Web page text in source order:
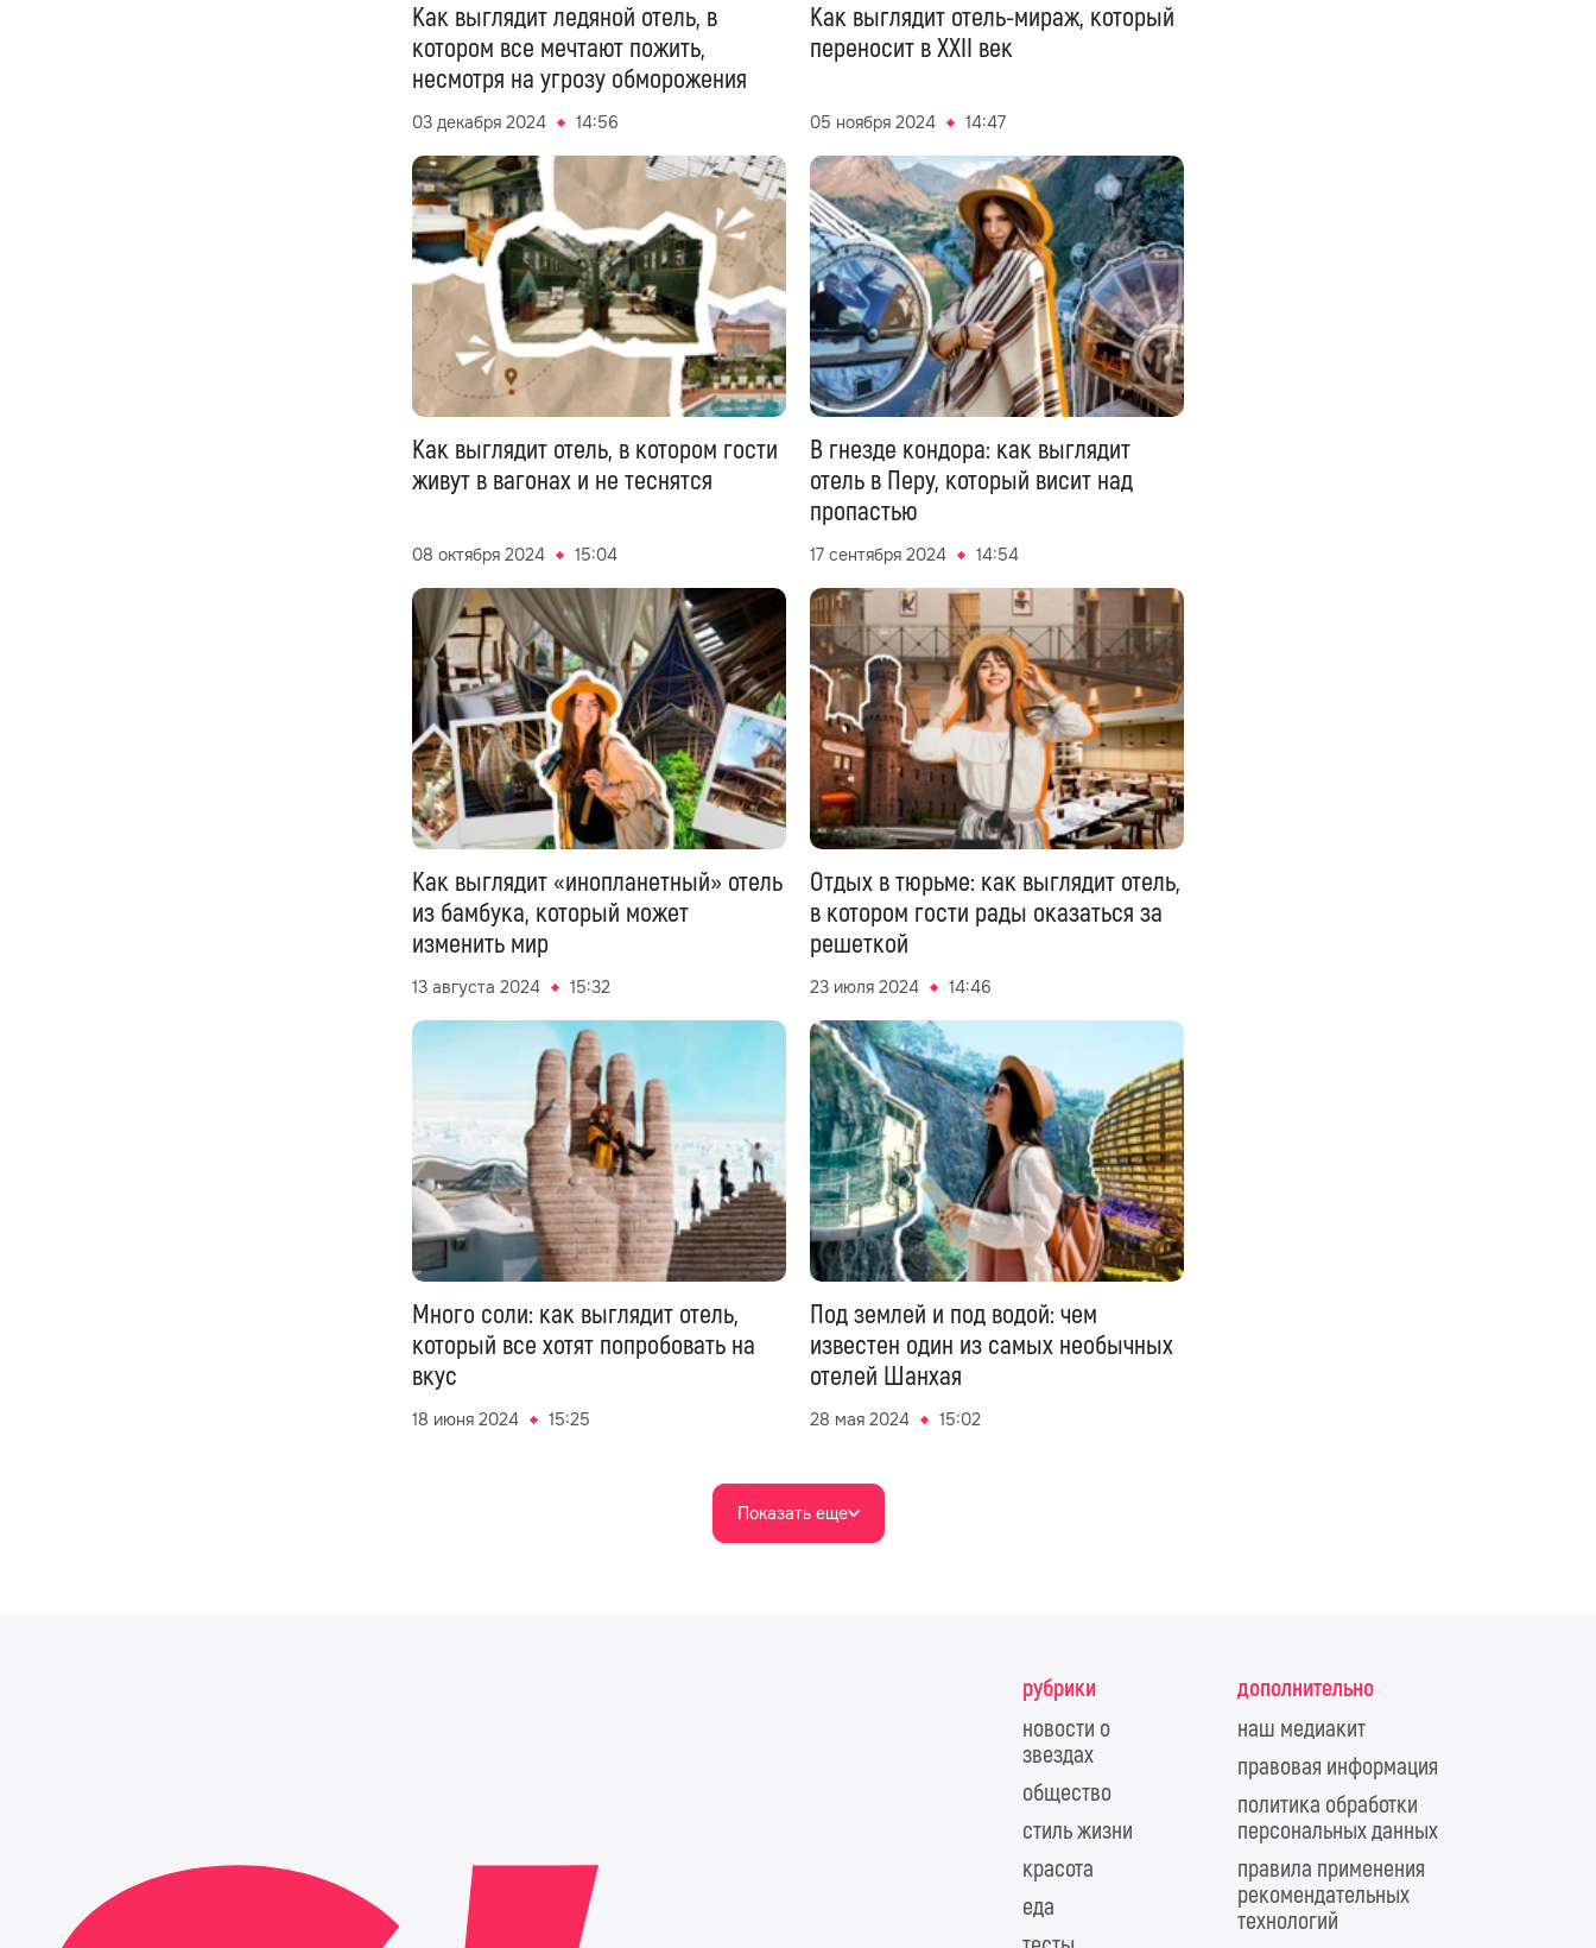
Как выглядит ледяной отель, в
котором все мечтают пожить,
несмотря на угрозу обморожения
03 декабря 2024 14:56
Как выглядит отель-мираж, который
переносит в XXII век
05 ноября 2024 14:47
Как выглядит отель, в котором гости
живут в вагонах и не теснятся
08 октября 2024 15:04
В гнезде кондора: как выглядит
отель в Перу, который висит над
пропастью
17 сентября 2024 14:54
Как выглядит «инопланетный» отель
из бамбука, который может
изменить мир
13 августа 2024 15:32
Отдых в тюрьме: как выглядит отель,
в котором гости рады оказаться за
решеткой
23 июля 2024 14:46
Много соли: как выглядит отель,
который все хотят попробовать на
вкус
18 июня 2024 15:25
Под землей и под водой: чем
известен один из самых необычных
отелей Шанхая
28 мая 2024 15:02
Показать еще
рубрики
новости о
звездах
общество
стиль жизни
красота
еда
дополнительно
наш медиакит
правовая информация
политика обработки
персональных данных
правила применения
рекомендательных
технологий